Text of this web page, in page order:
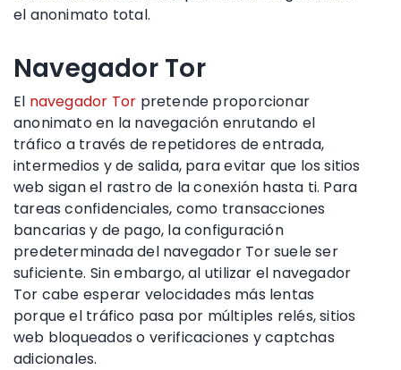
el anonimato total.
Navegador Tor
El navegador Tor pretende proporcionar
anonimato en la navegación enrutando el
tráfico a través de repetidores de entrada,
intermedios y de salida, para evitar que los sitios
web sigan el rastro de la conexión hasta ti. Para
tareas confidenciales, como transacciones
bancarias y de pago, la configuración
predeterminada del navegador Tor suele ser
suficiente. Sin embargo, al utilizar el navegador
Tor cabe esperar velocidades más lentas
porque el tráfico pasa por múltiples relés, sitios
web bloqueados o verificaciones y captchas
adicionales.